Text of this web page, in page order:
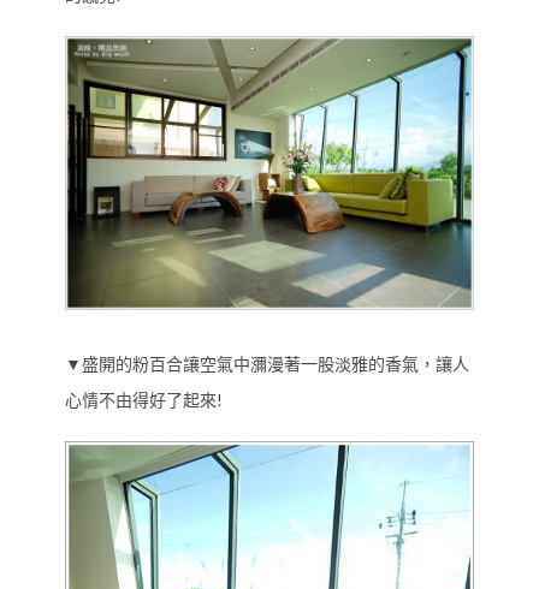
▼盛開的粉百合讓空氣中瀰漫著一股淡雅的香氣，讓人
心情不由得好了起來!